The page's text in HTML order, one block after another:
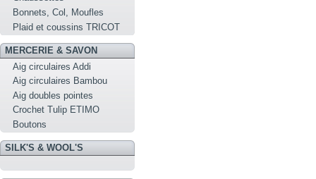
Bonnets, Col, Moufles
Plaid et coussins TRICOT
MERCERIE & SAVON
Aig circulaires Addi
Aig circulaires Bambou
Aig doubles pointes
Crochet Tulip ETIMO
Boutons
SILK'S & WOOL'S